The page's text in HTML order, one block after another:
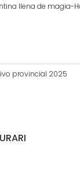
llena de magia-
provincial 2025